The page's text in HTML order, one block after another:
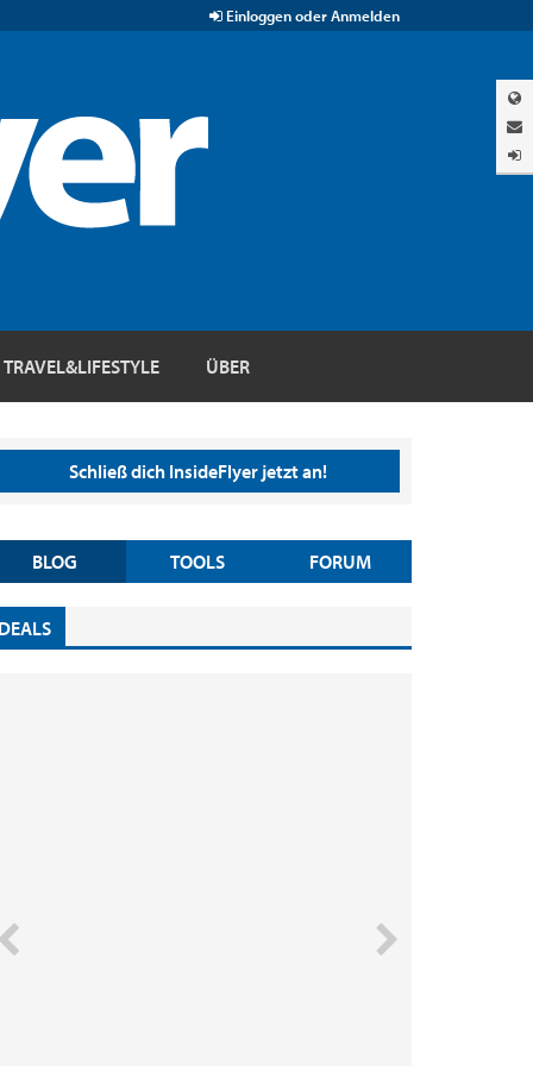
Einloggen oder Anmelden
TRAVEL&LIFESTYLE ÜBER
Schließ dich InsideFlyer jetzt an!
BLOG TOOLS FORUM
DEALS